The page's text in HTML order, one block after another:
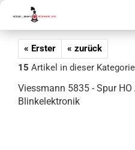
« Erster
« zurück
15 Artikel in dieser Kategorie
Viessmann 5835 - Spur
Blinkelektronik